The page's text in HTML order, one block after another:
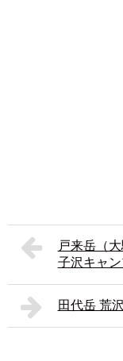
戸来岳（
子沢キャ
田代岳 荒